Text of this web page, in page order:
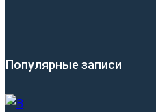
Популярные записи